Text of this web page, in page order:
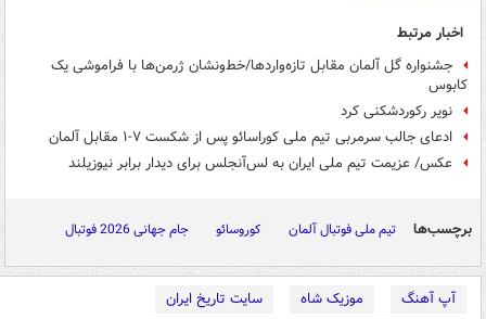
اخبار مرتبط
جشنواره گل آلمان مقابل تازه‌واردها/خط‌ونشان ژرمن‌ها با فراموشی یک
کابوس
نویر رکوردشکنی کرد
ادعای جالب سرمربی تیم ملی کوراسائو پس از شکست ۷-۱ مقابل آلمان
عکس/ عزیمت تیم ملی ایران به لس‌آنجلس برای دیدار برابر نیوزیلند
برچسب‌ها تیم ملی فوتبال آلمان کوروسائو جام جهانی 2026 فوتبال
آپ آهنگ موزیک شاه
سایت تاریخ ایران